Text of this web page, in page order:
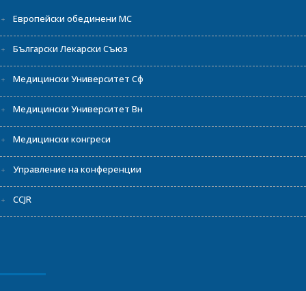
Европейски обединени МС
Български Лекарски Съюз
Медицински Университет Сф
Медицински Университет Вн
Медицински конгреси
Управление на конференции
CCJR